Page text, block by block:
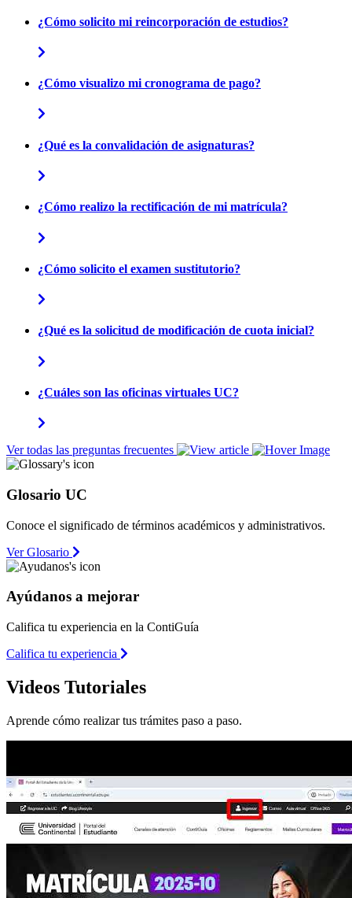
¿Cómo solicito mi reincorporación de estudios?
¿Cómo visualizo mi cronograma de pago?
¿Qué es la convalidación de asignaturas?
¿Cómo realizo la rectificación de mi matrícula?
¿Cómo solicito el examen sustitutorio?
¿Qué es la solicitud de modificación de cuota inicial?
¿Cuáles son las oficinas virtuales UC?
Ver todas las preguntas frecuentes
Glosario UC
Conoce el significado de términos académicos y administrativos.
Ver Glosario
Ayúdanos a mejorar
Califica tu experiencia en la ContiGuía
Califica tu experiencia
Videos Tutoriales
Aprende cómo realizar tus trámites paso a paso.